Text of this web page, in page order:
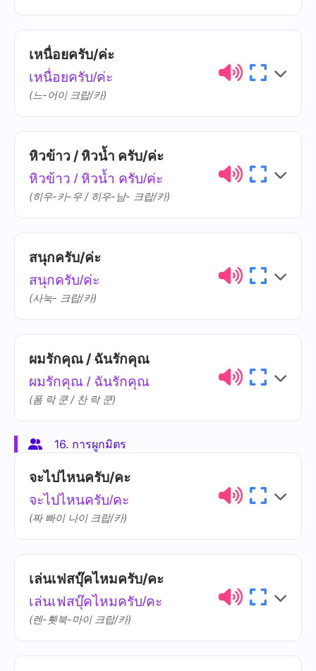
ไทย การออกเสียง
เสียใจ sǐa-jai
เหนื่อยครับ/ค่ะ
เหนื่อยครับ/ค่ะ
(느-어이 크랍/카)
ไทย การออกเสียง
เหนื่อย nèuay
หิวข้าว / หิวน้ำ ครับ/ค่ะ
หิวข้าว / หิวน้ำ ครับ/ค่ะ
(히우-카-우 / 히우-남- 크랍/카)
ไทย การออกเสียง
หิว hǐu
น้ำ náam
สนุกครับ/ค่ะ
สนุกครับ/ค่ะ
(사눅- 크랍/카)
ไทย การออกเสียง
สนุก sa-nùk
ผมรักคุณ / ฉันรักคุณ
ผมรักคุณ / ฉันรักคุณ
(폼 락 쿤 / 찬 락 쿤)
รัก rák
16. การผูกมิตร
จะไปไหนครับ/คะ
จะไปไหนครับ/คะ
(짜 빠이 나이 크랍/카)
ไทย การออกเสียง
จะไป jà bpai
เล่นเฟสบุ๊คไหมครับ/คะ
เล่นเฟสบุ๊คไหมครับ/คะ
(렌-휏북-마이 크랍/카)